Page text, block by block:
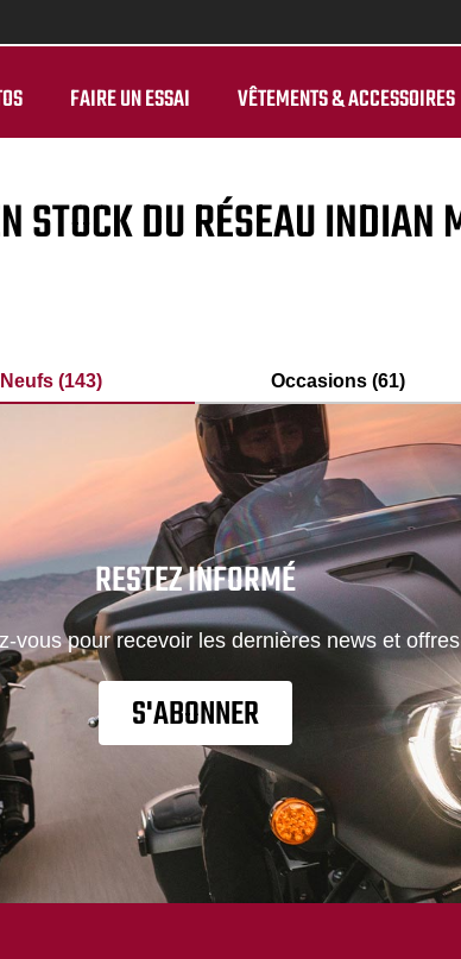
FAIRE UN ESSAI VÊTEMENTS & ACCESSOIRES
STOCK DU RÉSEAU INDIAN
Neufs (143) Occasions (61)
RESTEZ INFORMÉ
vous pour recevoir les dernières news et
S'ABONNER